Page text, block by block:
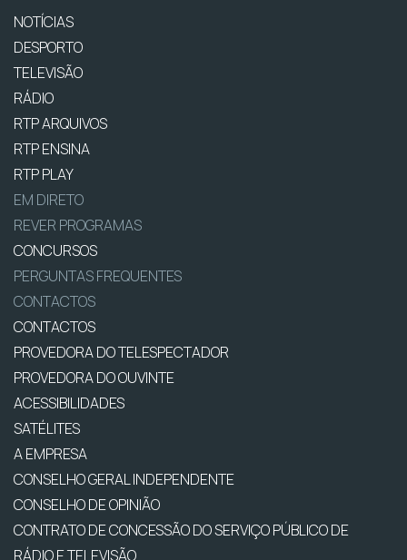
NOTÍCIAS
DESPORTO
TELEVISÃO
RÁDIO
RTP ARQUIVOS
RTP ENSINA
RTP PLAY
EM DIRETO
REVER PROGRAMAS
CONCURSOS
PERGUNTAS FREQUENTES
CONTACTOS
CONTACTOS
PROVEDORA DO TELESPECTADOR
PROVEDORA DO OUVINTE
ACESSIBILIDADES
SATÉLITES
A EMPRESA
CONSELHO GERAL INDEPENDENTE
CONSELHO DE OPINIÃO
CONTRATO DE CONCESSÃO DO SERVIÇO PÚBLICO DE
RÁDIO E TELEVISÃO